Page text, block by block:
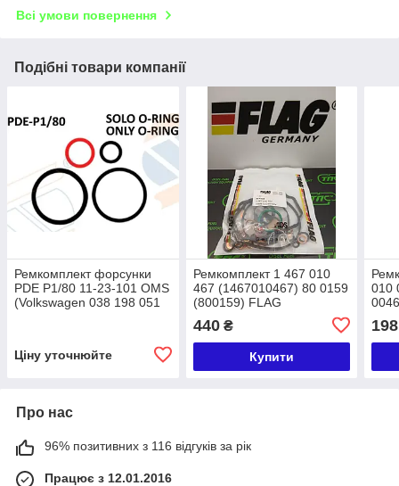
Всі умови повернення
Подібні товари компанії
Ремкомплект форсунки
PDE P1/80 11-23-101 OMS
(Volkswagen 038 198 051
Ціну уточнюйте
Ремкомплект 1 467 010
467 (1467010467) 80 0159
(800159) FLAG
440₴
Купити
010
198
Про нас
96% позитивних з 116 відгуків за рік
Працює з 12.01.2016